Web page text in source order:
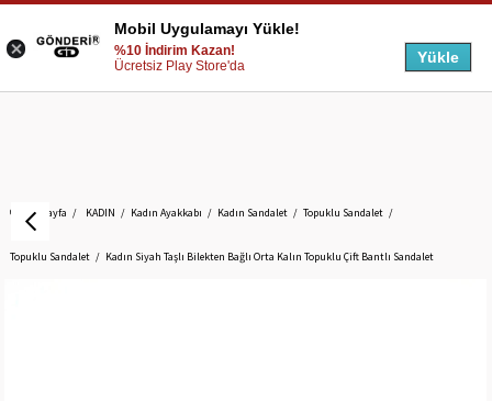
Anasayfa KADIN Kadın Ayakkabı Kadın Sandalet Topuklu Sandalet
Topuklu Sandalet Kadın Siyah Taşlı Bilekten Bağlı Orta Kalın Topuklu Çift Bantlı Sandalet
Mobil Uygulamayı Yükle!
%10 İndirim Kazan!
Ücretsiz Play Store'da
Yükle